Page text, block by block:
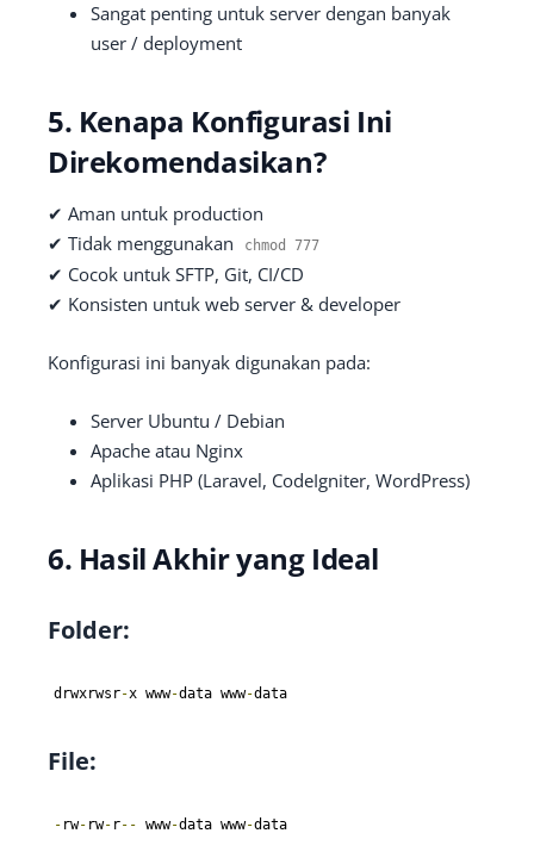
Sangat penting untuk server dengan banyak
user / deployment
5. Kenapa Konfigurasi Ini
Direkomendasikan?
✔ Aman untuk production
✔ Tidak menggunakan
chmod 777
✔ Cocok untuk SFTP, Git, CI/CD
✔ Konsisten untuk web server & developer
Konfigurasi ini banyak digunakan pada:
Server Ubuntu / Debian
Apache atau Nginx
Aplikasi PHP (Laravel, CodeIgniter, WordPress)
6. Hasil Akhir yang Ideal
Folder:
drwxrwsr-x www-data www-data
File:
- rw- rw- r-- www-data www-data